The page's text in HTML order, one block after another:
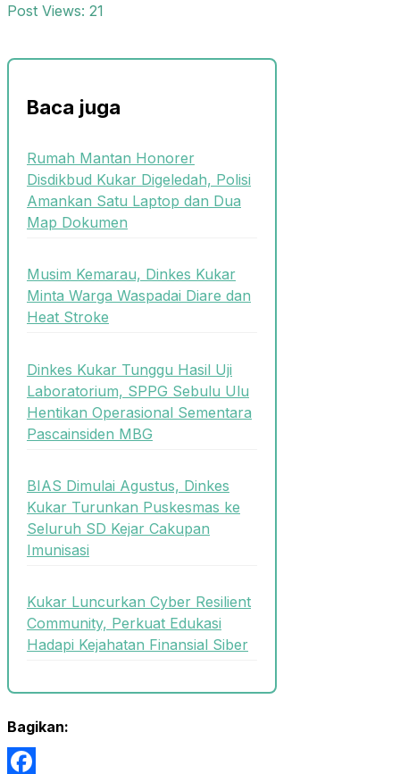
Post Views: 21
Baca juga
Rumah Mantan Honorer
Disdikbud Kukar Digeledah, Polisi
Amankan Satu Laptop dan Dua
Map Dokumen
Musim Kemarau, Dinkes Kukar
Minta Warga Waspadai Diare dan
Heat Stroke
Dinkes Kukar Tunggu Hasil Uji
Laboratorium, SPPG Sebulu Ulu
Hentikan Operasional Sementara
Pascainsiden MBG
BIAS Dimulai Agustus, Dinkes
Kukar Turunkan Puskesmas ke
Seluruh SD Kejar Cakupan
Imunisasi
Kukar Luncurkan Cyber Resilient
Community, Perkuat Edukasi
Hadapi Kejahatan Finansial Siber
Bagikan: